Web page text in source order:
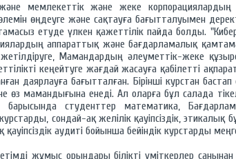
мемлекеттік және жеке корпорациялардың
өңдеуге және сақтауға бағытталуымен
етуде үлкен қажеттілік пайда болды.
аппараттық және бағдарламалық
жетілдіруге, Мамандардың әлеуметтік-жеке
кеңейтуге жағдай жасауға қабілетті
даярлауға бағытталған. Бірінші курстан
мамандығына енеді. Ал оларға бұл салада
барысында студенттер математика,
курстарды, сондай-ақ желілік қауіпсіздік,
аудиті бойынша бейіндік курстарды
жұмыс орындары білікті үміткерлер